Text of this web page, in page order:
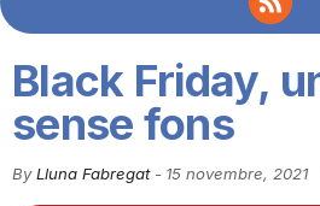
C
Black Friday,
sense fons
By Lluna Fabregat- 15 novembre, 2021